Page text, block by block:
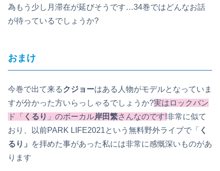
為もう少し月滞在が延びそうです…34巻ではどんなお話
が待っているでしょうか?
おまけ
今巻で出て来るクジョーはある人物がモデルとなっていま
すが分かった方いらっしゃるでしょうか?実はロックバン
ド「 くるり 」のボーカル岸田繁さんなのです!非常に似て
おり、以前PARK LIFE2021という無料野外ライブで「 く
るり」
を拝めた事があった私には非常に感慨深いものがあ
ります